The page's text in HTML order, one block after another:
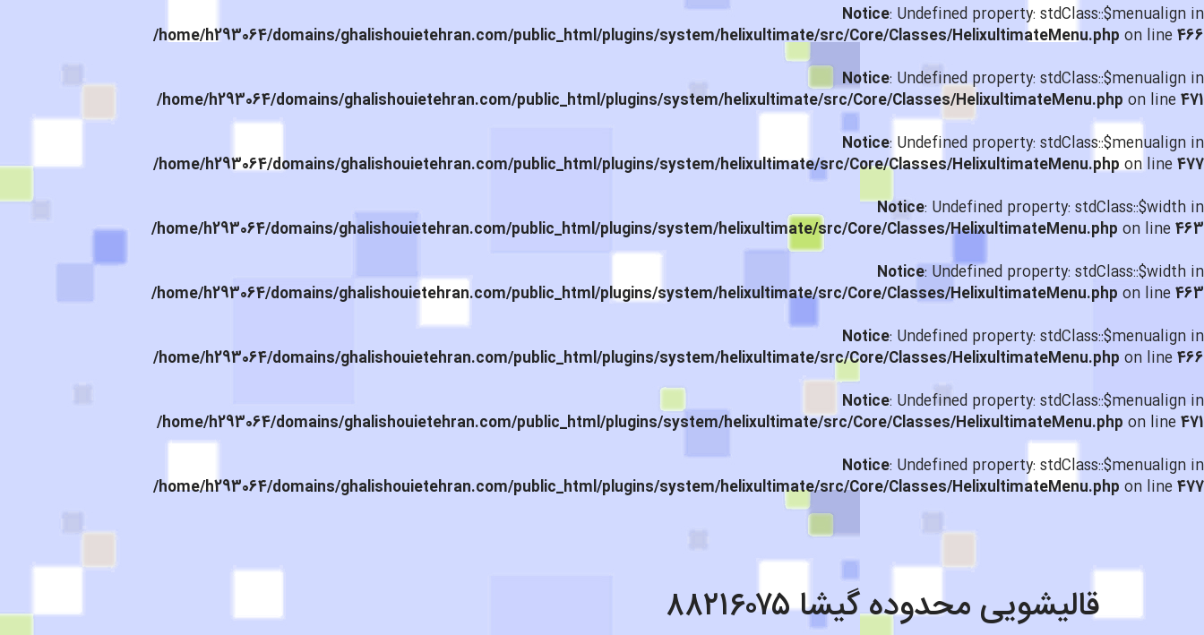
Notice: Undefined property: stdClass::$menualign in
/home/h293064/domains/ghalishouietehran.com/public_html/plugins/system/helixultimate/src/Core/Classes/HelixultimateMenu.php on line466
Notice: Undefined property: stdClass::$menualign in
/home/h293064/domains/ghalishouietehran.com/public_html/plugins/system/helixultimate/src/Core/Classes/HelixultimateMenu.php on line471
Notice: Undefined property: stdClass::$menualign in
/home/h293064/domains/ghalishouietehran.com/public_html/plugins/system/helixultimate/src/Core/Classes/HelixultimateMenu.phpon line477
Notice: Undefined property: stdClass::$width in
/home/h293064/domains/ghalishouietehran.com/public_html/plugins/system/helixultimate/src/Core/Classes/HelixultimateMenu.php on line463
Notice: Undefined property: stdClass::$width in
/home/h293064/domains/ghalishouietehran.com/public_html/plugins/system/helixultimate/src/Core/Classes/HelixultimateMenu.php on line463
Notice: Undefined property: stdClass::$menualign in
/home/h293064/domains/ghalishouietehran.com/public_html/plugins/system/helixultimate/src/Core/Classes/HelixultimateMenu.php on line466
Notice: Undefined property: stdClass::$menualign in
/home/h293064/domains/ghalishouietehran.com/public_html/plugins/system/helixultimate/src/Core/Classes/HelixultimateMenu.php on line471
Notice: Undefined property: stdClass::$menualign in
/home/h293064/domains/ghalishouietehran.com/public_html/plugins/system/helixultimate/src/Core/Classes/HelixultimateMenu.php on line477
قالیشویی محدوده گیشا ۸۸۲۱۶۰۷۵